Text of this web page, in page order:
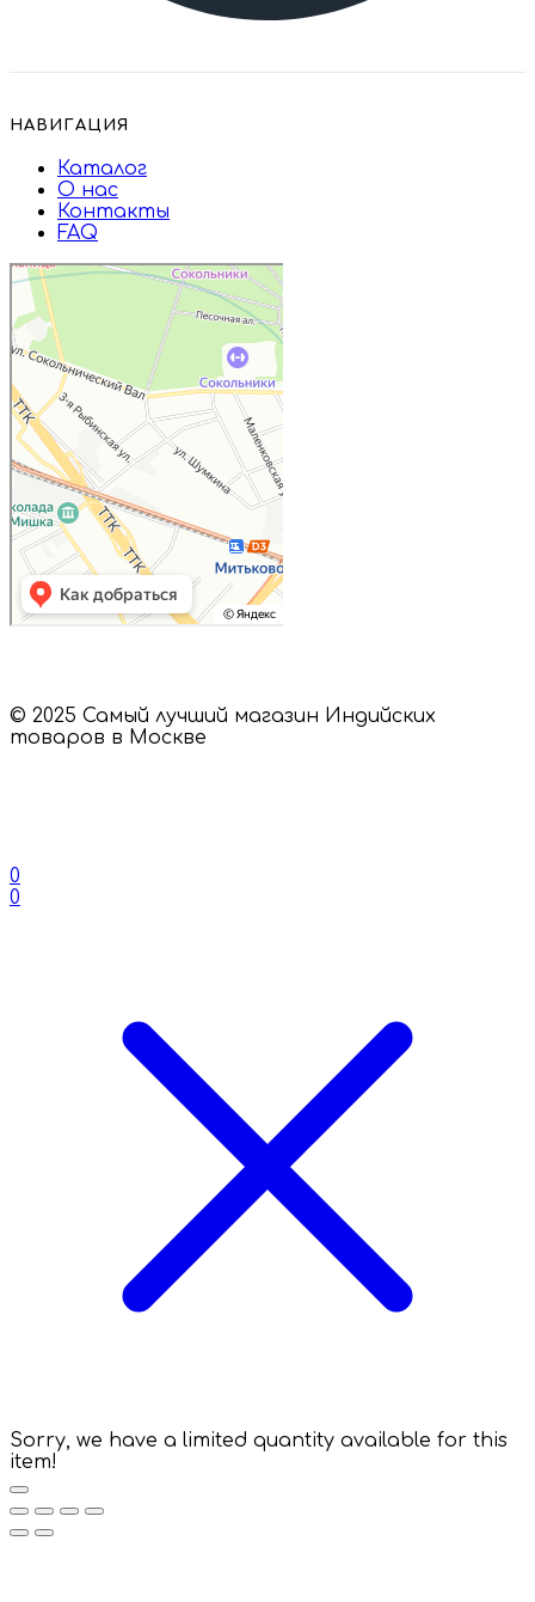
НАВИГАЦИЯ
Каталог
О нас
Контакты
FAQ
Дружба
Пищевые ингредиенты и специи в
Москве
Магазин подарков и сувениров в
Москве
© 2025 Самый лучший магазин Индийских
товаров в Москве
0
0
Sorry, we have a limited quantity available for this
item!